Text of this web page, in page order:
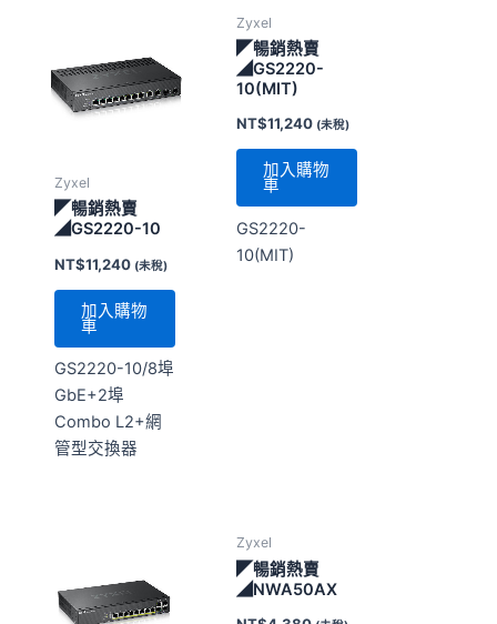
Zyxel
◤暢銷熱賣
◢GS2220-10
NT$11,240 (未稅)
加入購物
車
GS2220-10/8埠
GbE+2埠
Combo L2+網
管型交換器
Zyxel
◤暢銷熱賣
◢GS2220-
10(MIT)
NT$11,240 (未稅)
加入購物
車
GS2220-
10(MIT)
Zyxel
◤暢銷熱賣
◢NWA50AX